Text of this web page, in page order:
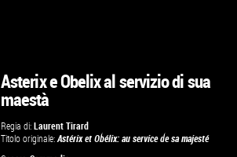
Asterix e Obelix al servizio di sua
maestà
Regia di:Laurent Tirard
Titolo originale:Astérix et Obélix: au service de sa majesté